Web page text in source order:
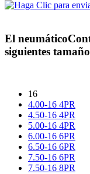
El neumático
siguientes
16
4.00-16 4PR
4.50-16 4PR
5.00-16 4PR
6.00-16 6PR
6.50-16 6PR
7.50-16 6PR
7.50-16 8PR